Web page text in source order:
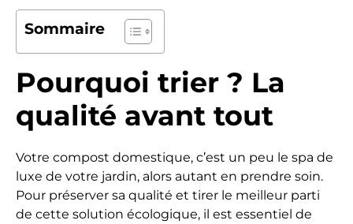
Sommaire
Pourquoi trier ? La
qualité avant tout
Votre compost domestique, c’est un peu le spa de
luxe de votre jardin, alors autant en prendre soin.
Pour préserver sa qualité et tirer le meilleur parti
de cette solution écologique, il est essentiel de